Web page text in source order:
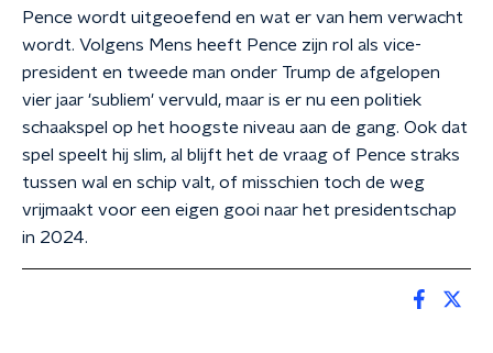
Pence wordt uitgeoefend en wat er van hem verwacht
wordt. Volgens Mens heeft Pence zijn rol als vice-
president en tweede man onder Trump de afgelopen
vier jaar 'subliem' vervuld, maar is er nu een politiek
schaakspel op het hoogste niveau aan de gang. Ook dat
spel speelt hij slim, al blijft het de vraag of Pence straks
tussen wal en schip valt, of misschien toch de weg
vrijmaakt voor een eigen gooi naar het presidentschap
in 2024.